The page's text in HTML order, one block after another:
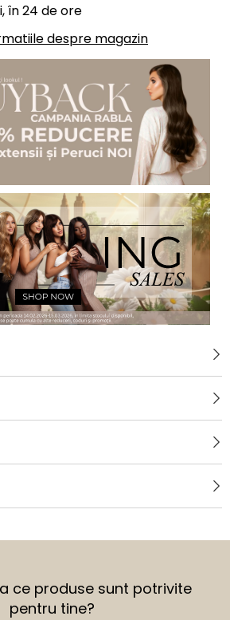
în 24 de ore
despre magazin
ce produse sunt potrivite
pentru tine?